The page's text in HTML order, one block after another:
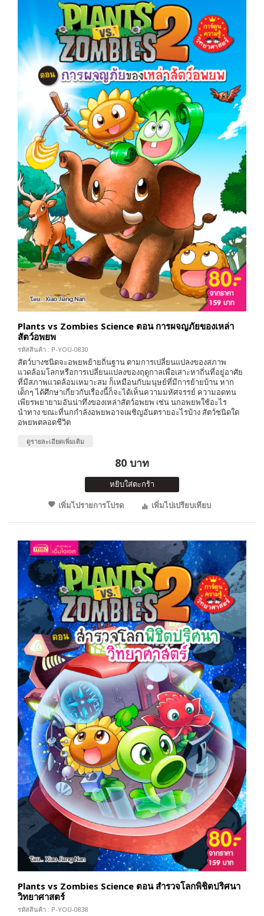
Plants vs Zombies Science ตอน การผจญภัยของเหล่า
สัตว์อพยพ
รหัสสินค้า : P-YOU-0830
สัตว์บางชนิดจะอพยพย้ายถิ่นฐาน ตามการเปลี่ยนแปลงของสภาพ
แวดล้อมโลกหรือการเปลี่ยนแปลงของฤดูกาลเพื่อเสาะหาถิ่นที่อยู่อาศัย
ที่มีสภาพเเวดล้อมเหมาะสม ก็เหมือนกับมนุษย์ที่มีการย้ายบ้าน หาก
เด็กๆ ได้ศึกษาเกี่ยวกับเรื่องนี้ก็จะได้เห็นความมหัศจรรย์ ความอดทน
เพียรพยายามอันน่าทึ่งของเหล่าสัตว์อพยพ เช่น นกอพยพใช้อะไร
นำทาง ขณะที่นกกำลังอพยพอาจเผชิญอันตรายอะไรบ้าง สัตว์ชนิดใด
อพยพตลอดชีวิต
ดูรายละเอียดเพิ่มเติม
80 บาท
หยิบใส่ตะกร้า
เพิ่มไปรายการโปรด
เพิ่มไปเปรียบเทียบ
Plants vs Zombies Science ตอน สำรวจโลกพิชิตปริศนา
วิทยาศาสตร์
รหัสสินค้า : P-YOU-0838